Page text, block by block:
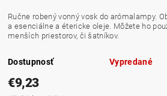
Ručne robený vonný vosk do arómalampy.
a esenciálne a étericke oleje. Môžete ho
menších priestorov, či šatníkov.
Dostupnosť Vypredané
€9,23